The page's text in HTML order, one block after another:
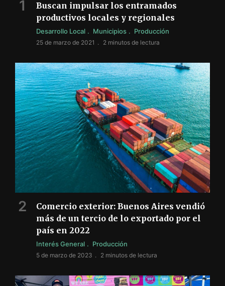
Buscan impulsar los entramados
productivos locales y regionales
Desarrollo Local Municipios Producción
25 de marzo de 2021 2 minutos de lectura
Comercio exterior: Buenos Aires vendió
más de un tercio de lo exportado por el
país en 2022
Interés General Producción
5 de marzo de 2023 2 minutos de lectura